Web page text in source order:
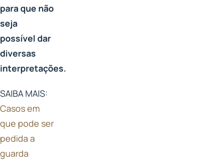
para que não
seja
possível dar
diversas
interpretações.
SAIBA MAIS:
Casos em
que pode ser
pedida a
guarda